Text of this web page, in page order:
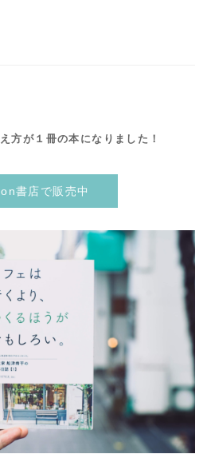
方が１冊の本になりました！
書店で販売中